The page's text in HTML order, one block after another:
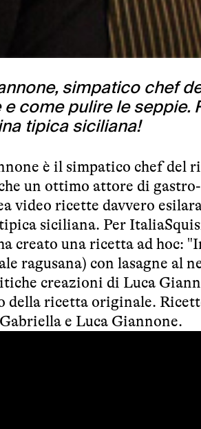
simpatico chef
come pulire le seppie.
tipica siciliana!
è il simpatico chef del
un ottimo attore di
video ricette davvero
siciliana. Per
creato una ricetta ad hoc:
ragusana) con lasagne al
creazioni di Luca
ricetta originale.
e Luca Giannone.